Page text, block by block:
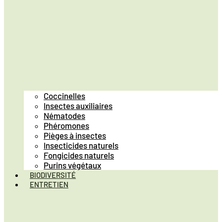
Coccinelles
Insectes auxiliaires
Nématodes
Phéromones
Pièges à insectes
Insecticides naturels
Fongicides naturels
Purins végétaux
BIODIVERSITÉ
ENTRETIEN